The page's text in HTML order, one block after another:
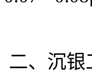
二、沉银